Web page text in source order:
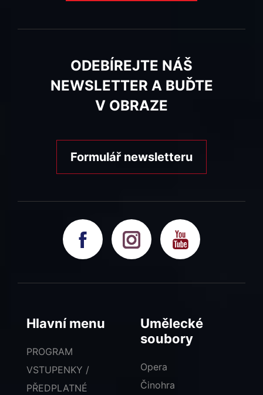
ODEBÍREJTE NÁŠ
NEWSLETTER A BUĎTE
V OBRAZE
Formulář newsletteru
Hlavní menu
PROGRAM
VSTUPENKY /
PŘEDPLATNÉ
Umělecké
soubory
Opera
Činohra